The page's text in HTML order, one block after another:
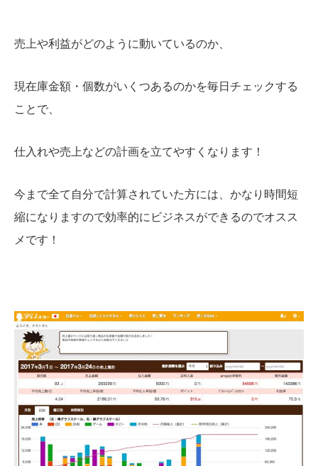
売上や利益がどのように動いているのか、
現在庫金額・個数がいくつあるのかを毎日チェックする
ことで、
仕入れや売上などの計画を立てやすくなります！
今まで全て自分で計算されていた方には、かなり時間短
縮になりますので効率的にビジネスができるのでオスス
メです！